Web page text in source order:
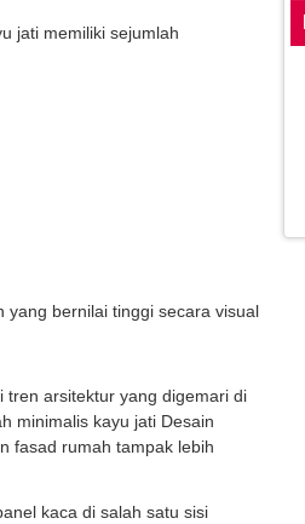
jati memiliki sejumlah
yang bernilai tinggi secara visual
tren arsitektur yang digemari di
minimalis kayu jati Desain
fasad rumah tampak lebih
kaca di salah satu sisi